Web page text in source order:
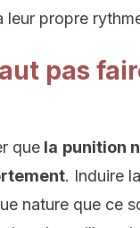
leur propre
pas
que la punition
. Induire
nature que ce